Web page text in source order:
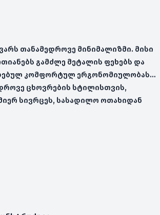
თანამედროვე მინიმალიზმი. მისი
გამძლე მეტალის ფეხებს და
კომფორტულ ერგონომიულობას.
ცხოვრების სტილისთვის,
სივრცეს, სასადილო ოთახიდან